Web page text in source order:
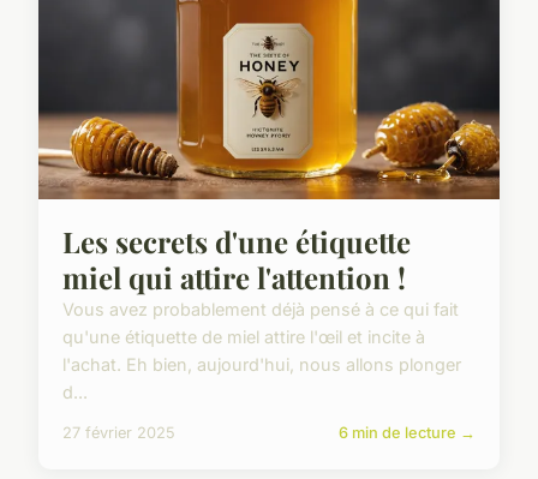
Les secrets d'une étiquette
miel qui attire l'attention !
Vous avez probablement déjà pensé à ce qui fait
qu'une étiquette de miel attire l'œil et incite à
l'achat. Eh bien, aujourd'hui, nous allons plonger
d...
27 février 2025 6 min de lecture →